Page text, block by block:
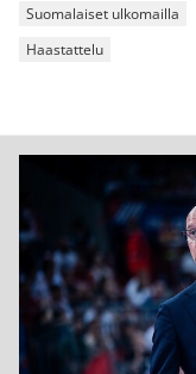
Suomalaiset ulkomailla
Haastattelu